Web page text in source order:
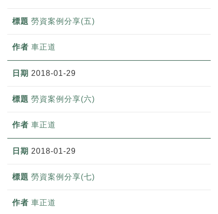
勞資案例分享(五)
車正道
2018-01-29
勞資案例分享(六)
車正道
2018-01-29
勞資案例分享(七)
車正道